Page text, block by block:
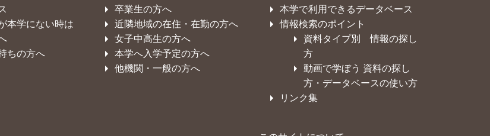
本学にない時は
ちの方へ
卒業生の方へ
近隣地域の在住・在勤の方へ
女子中高生の方へ
本学へ入学予定の方へ
他機関・一般の方へ
本学で利用できるデータベース
情報検索のポイント
資料タイプ別 情報の探し
方
動画で学ぼう 資料の探し
方・データベースの使い方
リンク集